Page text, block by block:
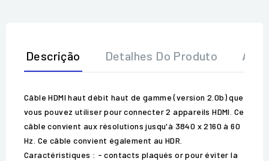
Descrição Detalhes Do Produto
Câble HDMI haut débit haut de gamme (version 2.0b) que
vous pouvez utiliser pour connecter 2 appareils HDMI. Ce
câble convient aux résolutions jusqu'à 3840 x 2160 à 60
Hz. Ce câble convient également au HDR.
Caractéristiques : - contacts plaqués or pour éviter la